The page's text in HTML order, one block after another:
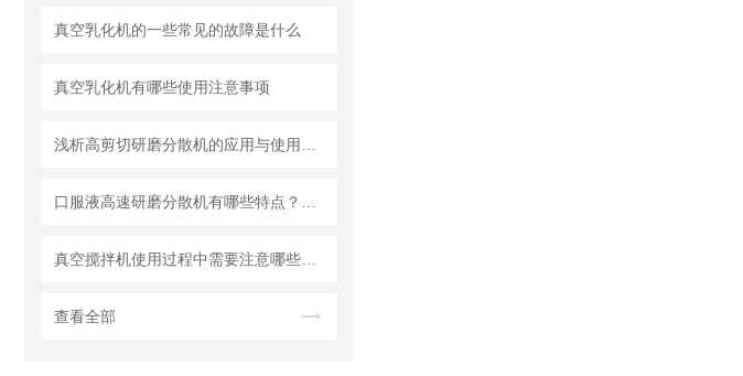
真空乳化机的一些常见的故障是什么
真空乳化机有哪些使用注意事项
查看全部